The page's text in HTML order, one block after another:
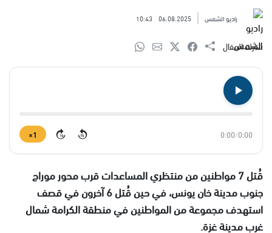
راديو الشمس 06.08.2025
10:43
شارك المقال
0:00
/
0:00
15
15
1×
قُتل 7 مواطنين من منتظري المساعدات قرب محور موراج
جنوب مدينة خان يونس، في حين قُتل 6 آخرون في قصف
استهدف مجموعة من المواطنين في منطقة الكرامة شمال
غرب مدينة غزة.